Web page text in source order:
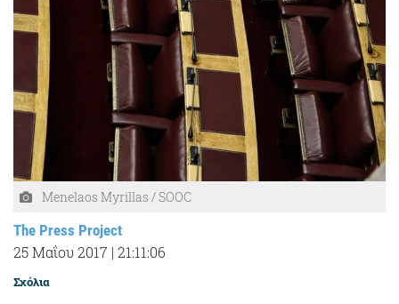
Menelaos Myrillas / SOOC
The Press Project
25 Μαΐου 2017 | 21:11:06
Σχόλια